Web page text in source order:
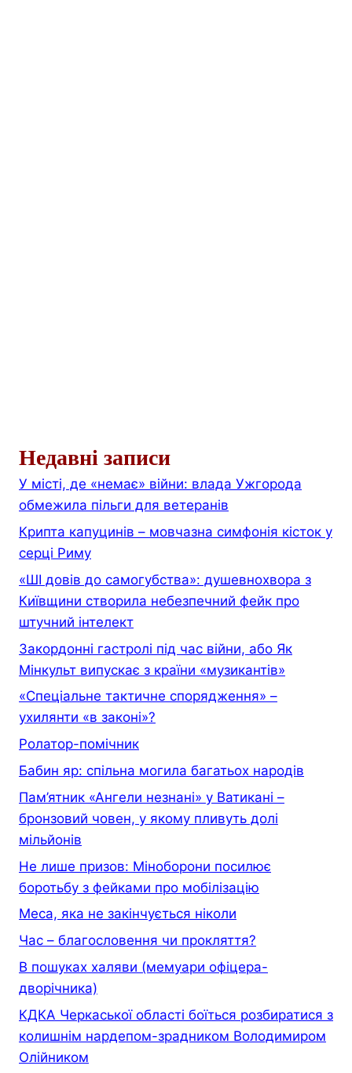
Недавні записи
У місті, де «немає» війни: влада Ужгорода
обмежила пільги для ветеранів
Крипта капуцинів – мовчазна симфонія кісток у
серці Риму
«ШІ довів до самогубства»: душевнохвора з
Київщини створила небезпечний фейк про
штучний інтелект
Закордонні гастролі під час війни, або Як
Мінкульт випускає з країни «музикантів»
«Спеціальне тактичне спорядження» –
ухилянти «в законі»?
Ролатор-помічник
Бабин яр: спільна могила багатьох народів
Пам’ятник «Ангели незнані» у Ватикані –
бронзовий човен, у якому пливуть долі
мільйонів
Не лише призов: Міноборони посилює
боротьбу з фейками про мобілізацію
Меса, яка не закінчується ніколи
Час – благословення чи прокляття?
В пошуках халяви (мемуари офiцера-
дворiчника)
КДКА Черкаської області боїться розбиратися з
колишнім нардепом-зрадником Володимиром
Олійником